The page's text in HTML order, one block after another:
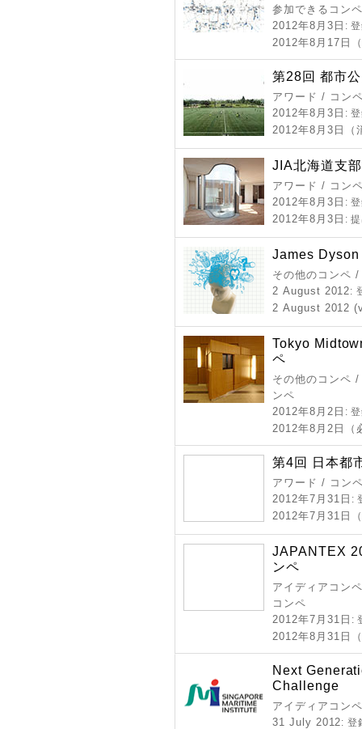
参加できるコンペ
2012年8月3日 :
2012年8月17日
第28回 都市
アワード / コン
2012年8月3日 :
2012年8月3日（
JIA北海道支
アワード / コン
2012年8月3日 :
2012年8月3日 :
James
その他のコンペ
2 August 2012:
2 August 2012
Tokyo
ペ
その他のコンペ
ンペ
2012年8月2日 :
2012年8月2日（
第4回 日本都
アワード / コン
2012年7月31日 :
2012年7月31日
JAPANTEX
ンペ
アイディアコン
コンペ
2012年7月31日 :
2012年8月31日
Next
Challenge
アイディアコンペ
31 July 2012: 登